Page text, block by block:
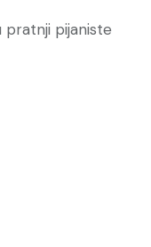
pratnji pijaniste